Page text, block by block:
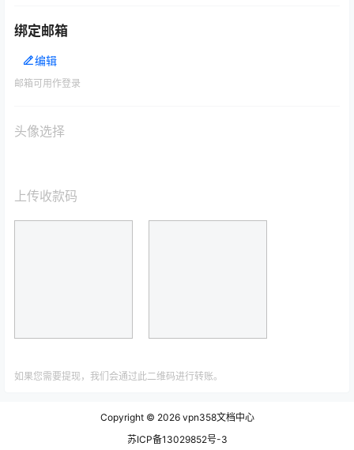
绑定邮箱
编辑
邮箱可用作登录
头像选择
上传收款码
如果您需要提现，我们会通过此二维码进行转账。
Copyright © 2026vpn358文档中心
苏ICP备13029852号-3